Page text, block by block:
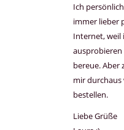
Ich
immer lieber
Internet, weil
bereue. Aber
mir
bestellen.
Liebe Grüße